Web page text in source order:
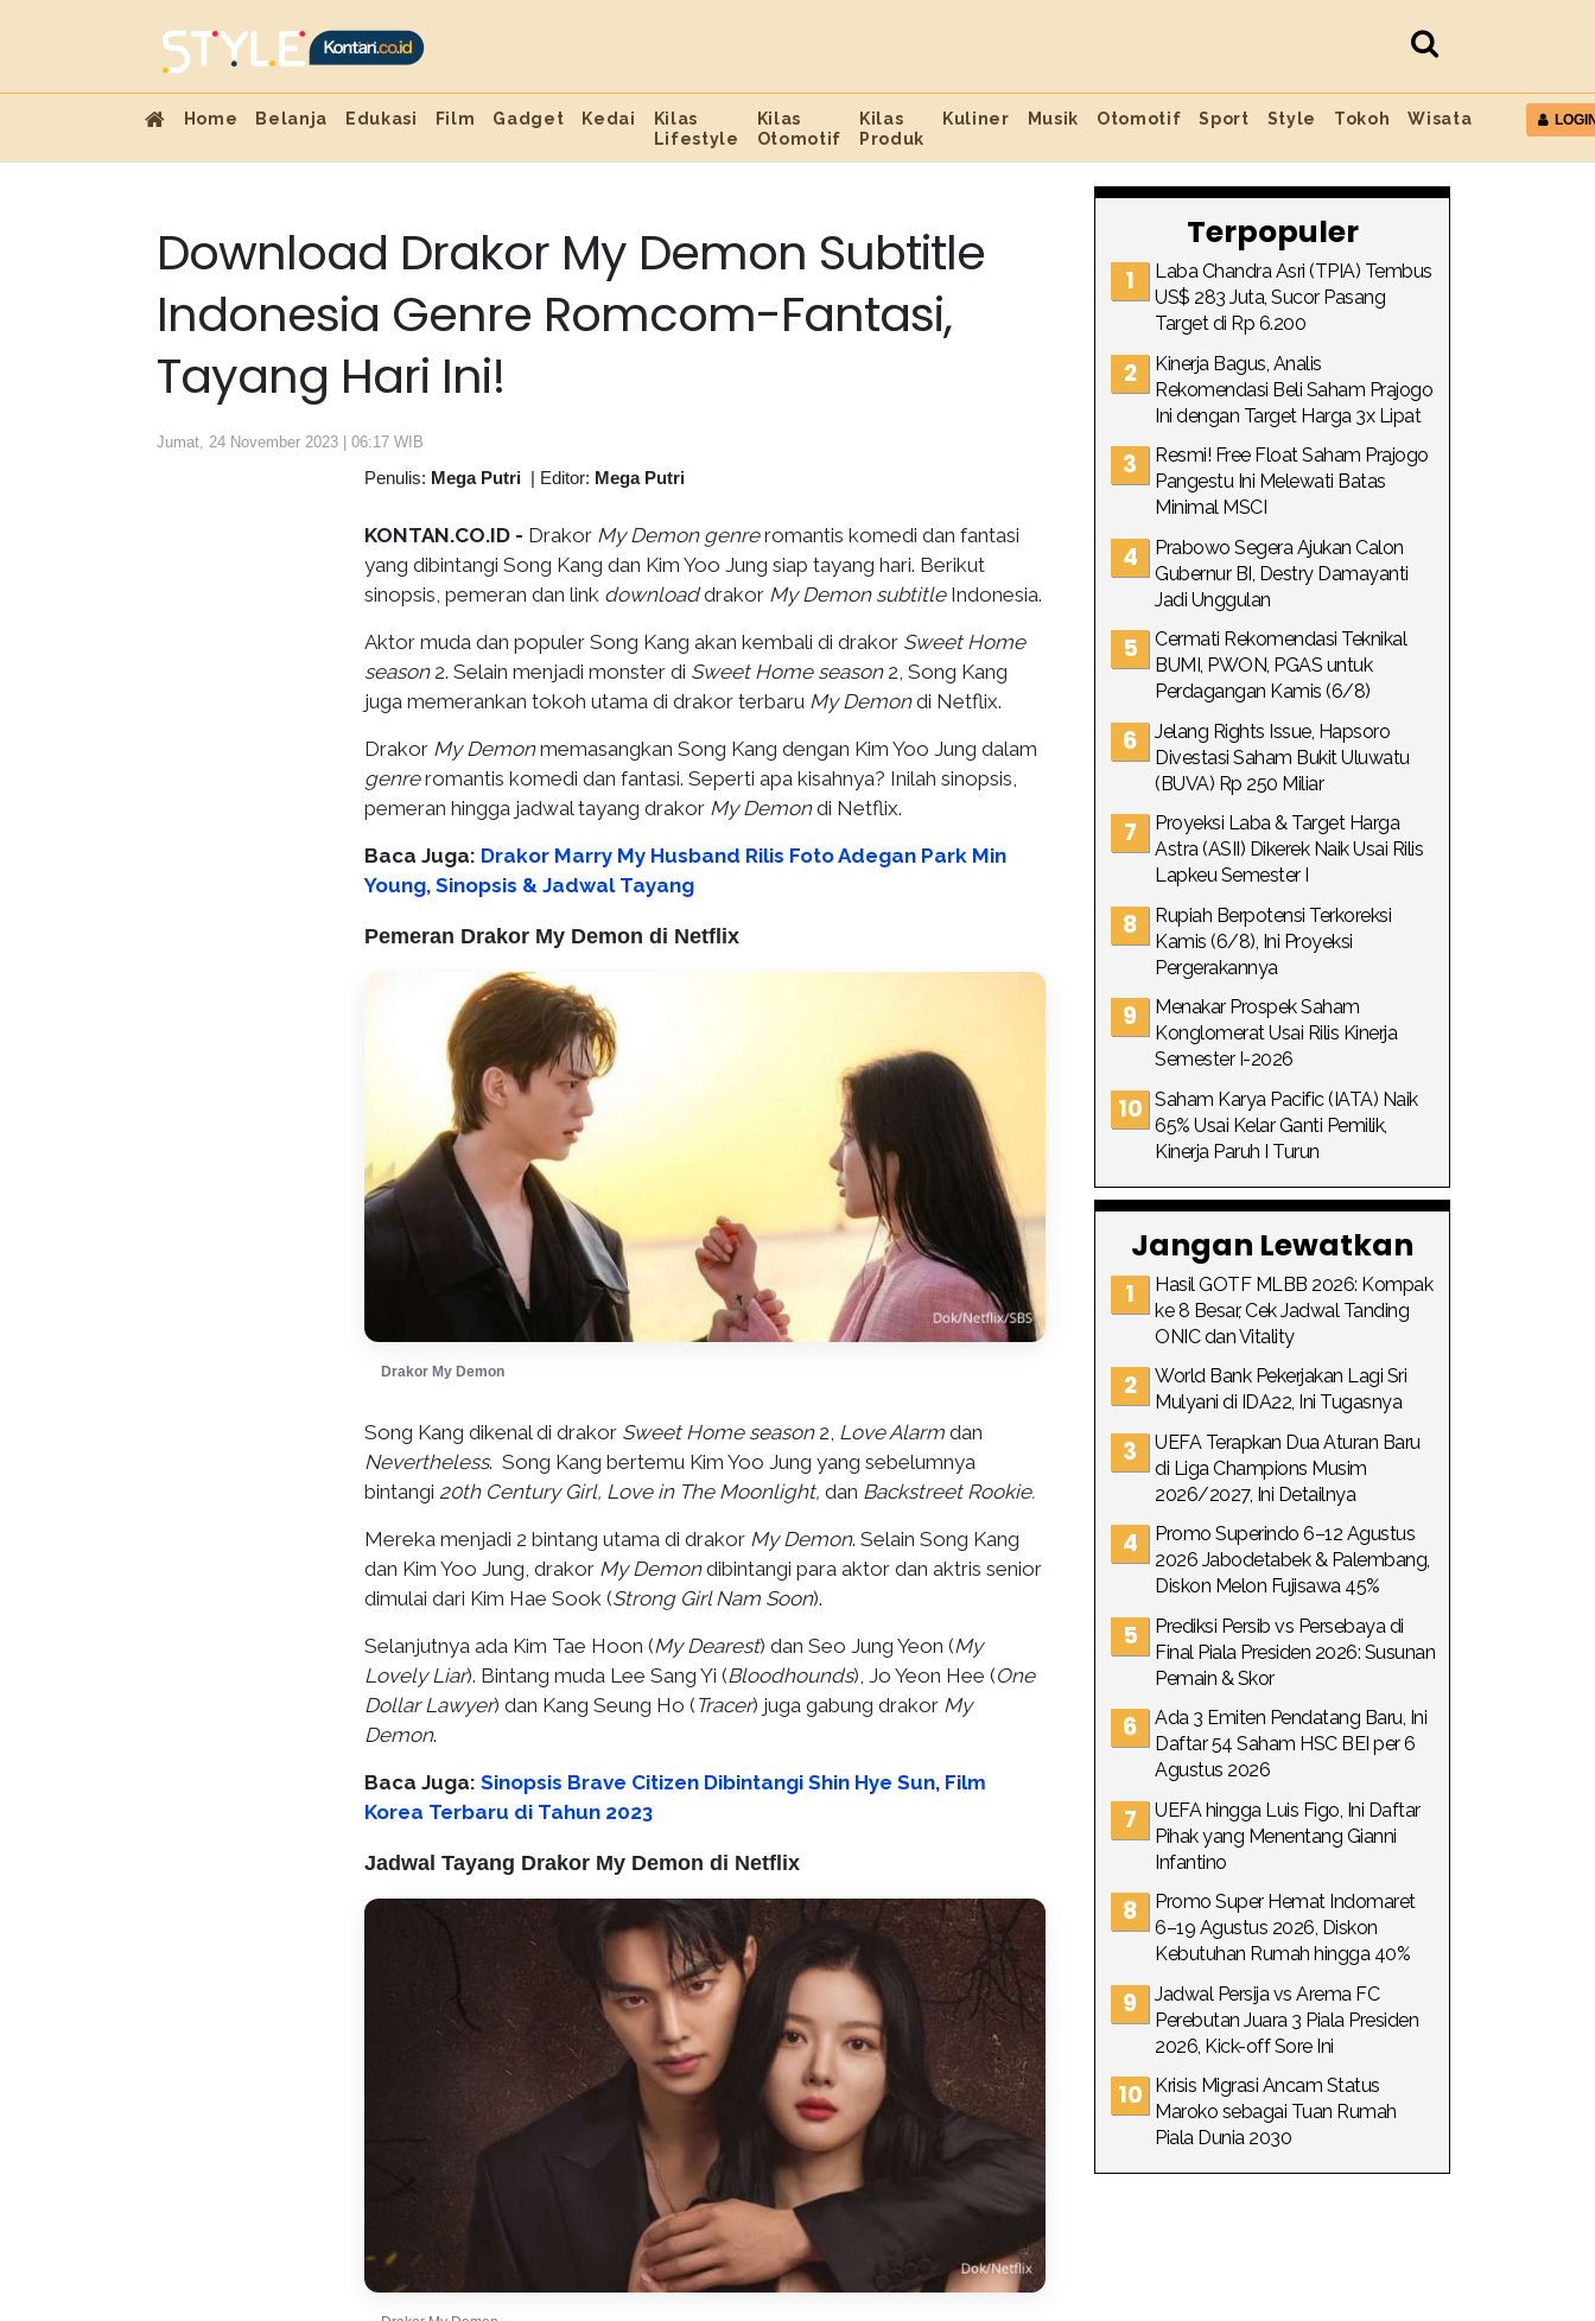
Home Belanja Edukasi Film Gadget Kedai
Kilas
Lifestyle
Kilas
Otomotif
Kilas
Produk
Kuliner Musik Otomotif Sport Style Tokoh Wisata
Download Drakor My Demon Subtitle
Indonesia Genre Romcom-Fantasi,
Tayang Hari Ini!
Jumat, 24 November 2023 | 06:17 WIB
Penulis: Mega Putri | Editor: Mega Putri
KONTAN.CO.ID - Drakor My Demon genreromantis komedi dan fantasi
yang dibintangi Song Kang dan Kim Yoo Jung siap tayang hari. Berikut
sinopsis, pemeran dan link downloaddrakor My Demon subtitleIndonesia.
Aktor muda dan populer Song Kang akan kembali di drakor Sweet Home
season2. Selain menjadi monster di Sweet Home season 2, Song Kang
juga memerankan tokoh utama di drakor terbaru My Demondi Netflix.
Drakor My Demonmemasangkan Song Kang dengan Kim Yoo Jung dalam
genreromantis komedi dan fantasi. Seperti apa kisahnya? Inilah sinopsis,
pemeran hingga jadwal tayang drakor My Demondi Netflix.
Baca Juga: Drakor Marry My Husband Rilis Foto Adegan Park Min
Young, Sinopsis & Jadwal Tayang
Pemeran Drakor My Demon di Netflix
Drakor My Demon
Song Kang dikenal di drakor Sweet Home season2, Love Alarm dan
Nevertheless. Song Kang bertemu Kim Yoo Jung yang sebelumnya
bintangi 20th Century Girl, Love in The Moonlight, dan Backstreet Rookie.
Mereka menjadi 2 bintang utama di drakor My Demon. Selain Song Kang
dan Kim Yoo Jung, drakor My Demondibintangi para aktor dan aktris senior
dimulai dari Kim Hae Sook (Strong Girl Nam Soon).
Selanjutnya ada Kim Tae Hoon (My Dearest) dan Seo Jung Yeon (My
Lovely Liar). Bintang muda Lee Sang Yi (Bloodhounds), Jo Yeon Hee (One
Dollar Lawyer) dan Kang Seung Ho ( Tracer) juga gabung drakor My
Demon.
Baca Juga: Sinopsis Brave Citizen Dibintangi Shin Hye Sun, Film
Korea Terbaru di Tahun 2023
Jadwal Tayang Drakor My Demon di Netflix
Terpopuler
Laba Chandra Asri (TPIA) Tembus
US$ 283 Juta, Sucor Pasang
Target di Rp 6.200
Kinerja Bagus, Analis
Rekomendasi Beli Saham Prajogo
Ini dengan Target Harga 3x Lipat
Resmi! Free Float Saham Prajogo
Pangestu Ini Melewati Batas
Minimal MSCI
Prabowo Segera Ajukan Calon
Gubernur BI, Destry Damayanti
Jadi Unggulan
Cermati Rekomendasi Teknikal
BUMI, PWON, PGAS untuk
Perdagangan Kamis (6/8)
Jelang Rights Issue, Hapsoro
Divestasi Saham Bukit Uluwatu
(BUVA) Rp 250 Miliar
Proyeksi Laba & Target Harga
Astra (ASII) Dikerek Naik Usai Rilis
Lapkeu Semester I
Rupiah Berpotensi Terkoreksi
Kamis (6/8), Ini Proyeksi
Pergerakannya
Menakar Prospek Saham
Konglomerat Usai Rilis Kinerja
Semester I-2026
Saham Karya Pacific (IATA) Naik
65% Usai Kelar Ganti Pemilik,
Kinerja Paruh I Turun
Jangan Lewatkan
Hasil GOTF MLBB 2026: Kompak
ke 8 Besar, Cek Jadwal Tanding
ONIC dan Vitality
World Bank Pekerjakan Lagi Sri
Mulyani di IDA22, Ini Tugasnya
UEFA Terapkan Dua Aturan Baru
di Liga Champions Musim
2026/2027, Ini Detailnya
Promo Superindo 6–12 Agustus
2026 Jabodetabek & Palembang,
Diskon Melon Fujisawa 45%
Prediksi Persib vs Persebaya di
Final Piala Presiden 2026: Susunan
Pemain & Skor
Ada 3 Emiten Pendatang Baru, Ini
Daftar 54 Saham HSC BEI per 6
Agustus 2026
UEFA hingga Luis Figo, Ini Daftar
Pihak yang Menentang Gianni
Infantino
Promo Super Hemat Indomaret
6–19 Agustus 2026, Diskon
Kebutuhan Rumah hingga 40%
Jadwal Persija vs Arema FC
Perebutan Juara 3 Piala Presiden
2026, Kick-off Sore Ini
Krisis Migrasi Ancam Status
Maroko sebagai Tuan Rumah
Piala Dunia 2030